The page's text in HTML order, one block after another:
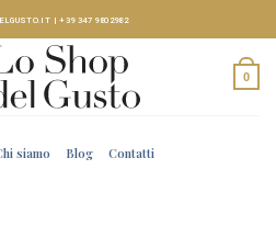
|+39 347 9802982
0
siamo Blog Contatti